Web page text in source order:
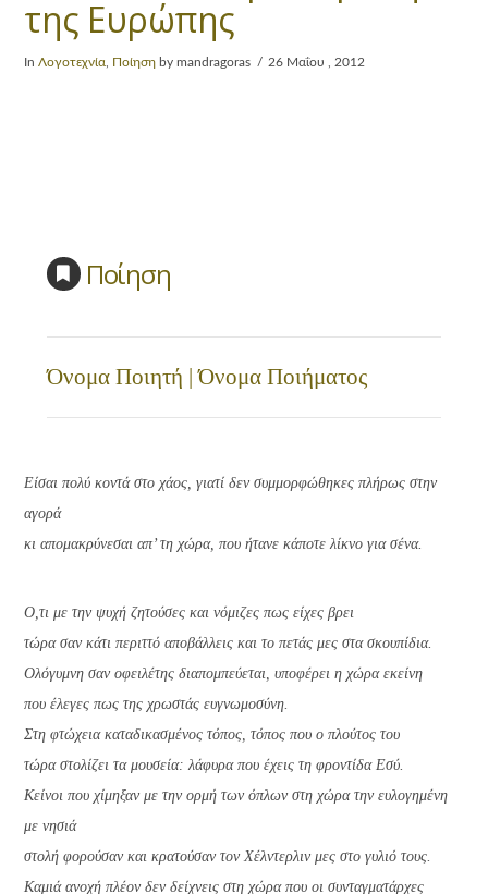
της Ευρώπης
InΛογοτεχνία Ποίηση by mandragoras 26 Μαΐου , 2012
Ποίηση
Όνομα Ποιητή | Όνομα Ποιήματος
Είσαι πολύ κοντά στο χάος, γιατί δεν συμμορφώθηκες πλήρως στην
αγορά
κι απομακρύνεσαι απ’ τη χώρα, που ήτανε κάποτε λίκνο για σένα.
Ο,τι με την ψυχή ζητούσες και νόμιζες πως είχες βρει
τώρα σαν κάτι περιττό αποβάλλεις και το πετάς μες στα σκουπίδια.
Ολόγυμνη σαν οφειλέτης διαπομπεύεται, υποφέρει η χώρα εκείνη
που έλεγες πως της χρωστάς ευγνωμοσύνη.
Στη φτώχεια καταδικασμένος τόπος, τόπος που ο πλούτος του
τώρα στολίζει τα μουσεία: λάφυρα που έχεις τη φροντίδα Εσύ.
Κείνοι που χίμηξαν με την ορμή των όπλων στη χώρα την ευλογημένη
με νησιά
στολή φορούσαν και κρατούσαν τον Χέλντερλιν μες στο γυλιό τους.
Καμιά ανοχή πλέον δεν δείχνεις στη χώρα που οι συνταγματάρχες